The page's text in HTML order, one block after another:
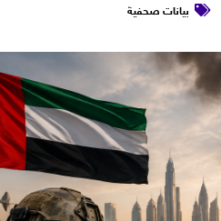
بيانات صحفية